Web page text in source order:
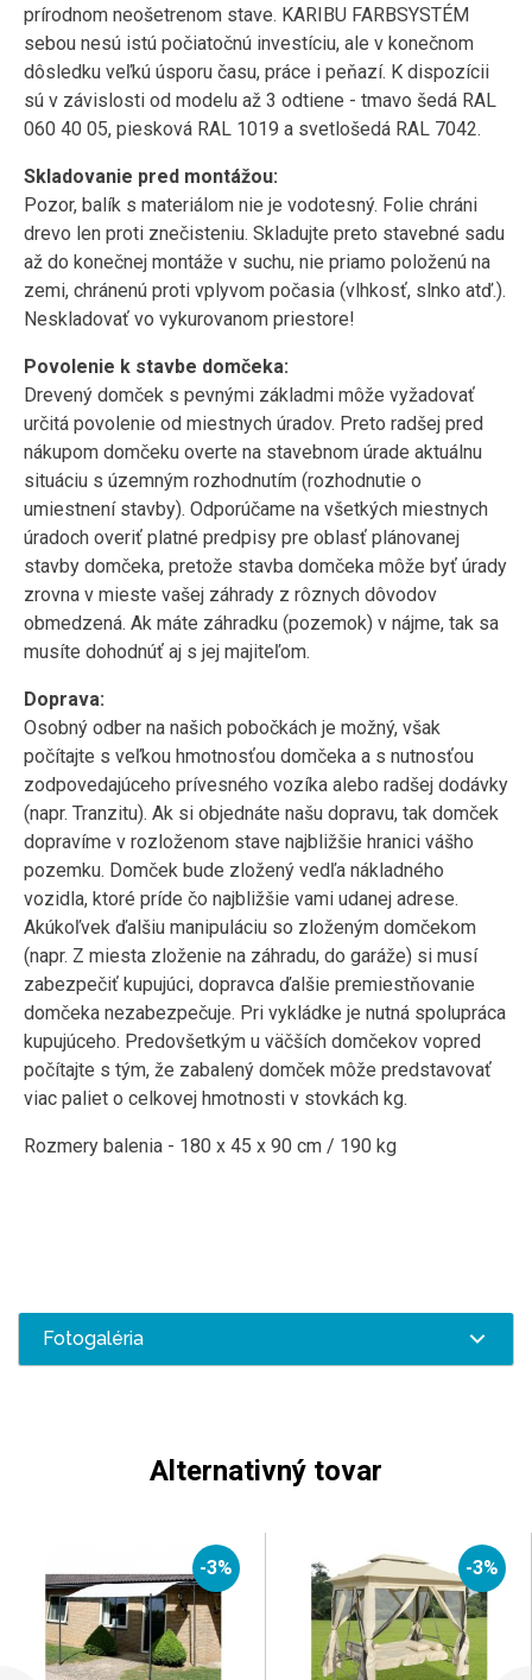
prírodnom neošetrenom stave. KARIBU FARBSYSTÉM
sebou nesú istú počiatočnú investíciu, ale v konečnom
dôsledku veľkú úsporu času, práce i peňazí. K dispozícii
sú v závislosti od modelu až 3 odtiene - tmavo šedá RAL
060 40 05, piesková RAL 1019 a svetlošedá RAL 7042.
Skladovanie pred montážou:
Pozor, balík s materiálom nie je vodotesný. Folie chráni
drevo len proti znečisteniu. Skladujte preto stavebné sadu
až do konečnej montáže v suchu, nie priamo položenú na
zemi, chránenú proti vplyvom počasia (vlhkosť, slnko atď.).
Neskladovať vo vykurovanom priestore!
Povolenie k stavbe domčeka:
Drevený domček s pevnými základmi môže vyžadovať
určitá povolenie od miestnych úradov. Preto radšej pred
nákupom domčeku overte na stavebnom úrade aktuálnu
situáciu s územným rozhodnutím (rozhodnutie o
umiestnení stavby). Odporúčame na všetkých miestnych
úradoch overiť platné predpisy pre oblasť plánovanej
stavby domčeka, pretože stavba domčeka môže byť úrady
zrovna v mieste vašej záhrady z rôznych dôvodov
obmedzená. Ak máte záhradku (pozemok) v nájme, tak sa
musíte dohodnúť aj s jej majiteľom.
Doprava:
Osobný odber na našich pobočkách je možný, však
počítajte s veľkou hmotnosťou domčeka a s nutnosťou
zodpovedajúceho prívesného vozíka alebo radšej dodávky
(napr. Tranzitu). Ak si objednáte našu dopravu, tak domček
dopravíme v rozloženom stave najbližšie hranici vášho
pozemku. Domček bude zložený vedľa nákladného
vozidla, ktoré príde čo najbližšie vami udanej adrese.
Akúkoľvek ďalšiu manipuláciu so zloženým domčekom
(napr. Z miesta zloženie na záhradu, do garáže) si musí
zabezpečiť kupujúci, dopravca ďalšie premiestňovanie
domčeka nezabezpečuje. Pri vykládke je nutná spolupráca
kupujúceho. Predovšetkým u väčších domčekov vopred
počítajte s tým, že zabalený domček môže predstavovať
viac paliet o celkovej hmotnosti v stovkách kg.
Rozmery balenia - 180 x 45 x 90 cm / 190 kg
Fotogaléria
Alternativný tovar
-3% -3%